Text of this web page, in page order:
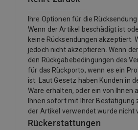
Ihre Optionen für die
Wenn der Artikel beschädigt ist
keine Rücksendungen akzeptiert.
jedoch nicht akzeptieren. Wenn
den Rückgabebedingungen des
für das Rückporto, wenn es ein
ist. Laut Gesetz haben Kunden in
Ware erhalten, oder ein von
Ihnen sofort mit Ihrer
der Artikel verwendet wurde nicht
Rückerstattungen